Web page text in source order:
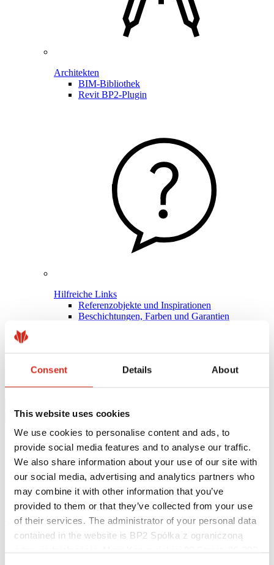
Consent Details About
This website uses cookies
We use cookies to personalise content and ads, to
provide social media features and to analyse our traffic.
We also share information about your use of our site with
our social media, advertising and analytics partners who
may combine it with other information that you’ve
provided to them or that they’ve collected from your use
of their services. The administrator of your personal data
contained in the website is BP2 Spółka z ograniczoną
Architekten
BIM-Bibliothek
Revit BP2-Plugin
Hilfreiche Links
Referenzobjekte und Inspirationen
Beschichtungen, Farben und Garantien
Herunterladen
eProfil
Startseite